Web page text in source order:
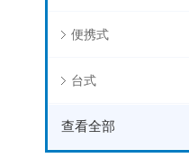
便携式
台式
查看全部